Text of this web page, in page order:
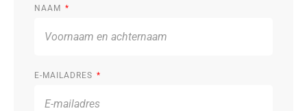
NAAM
E-MAILADRES